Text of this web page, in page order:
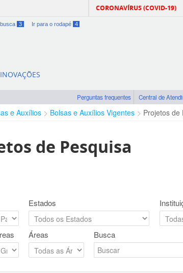
CORONAVÍRUS (COVID-19)
3 Ir para o rodapé 4
Perguntas frequentes Central de
e Auxílios Bolsas e Auxílios Vigentes Projetos de
de Pesquisa
Estados
Áreas Busca